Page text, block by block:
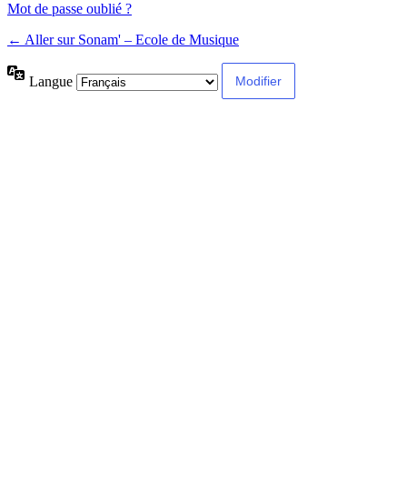
Mot de passe oublié ?
← Aller sur Sonam' – Ecole de Musique
Langue